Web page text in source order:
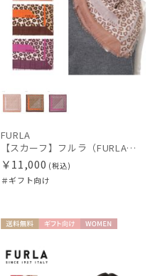
FURLA
【スカーフ】フルラ（FURLA）レオパードウールスカーフ 80*80
￥11,000 (税込)
＃ギフト向け
料
向け